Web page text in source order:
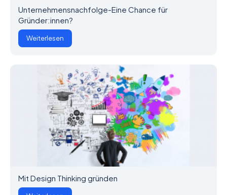
Unternehmensnachfolge-Eine Chance für
Gründer:innen?
Weiterlesen
Mit Design Thinking gründen